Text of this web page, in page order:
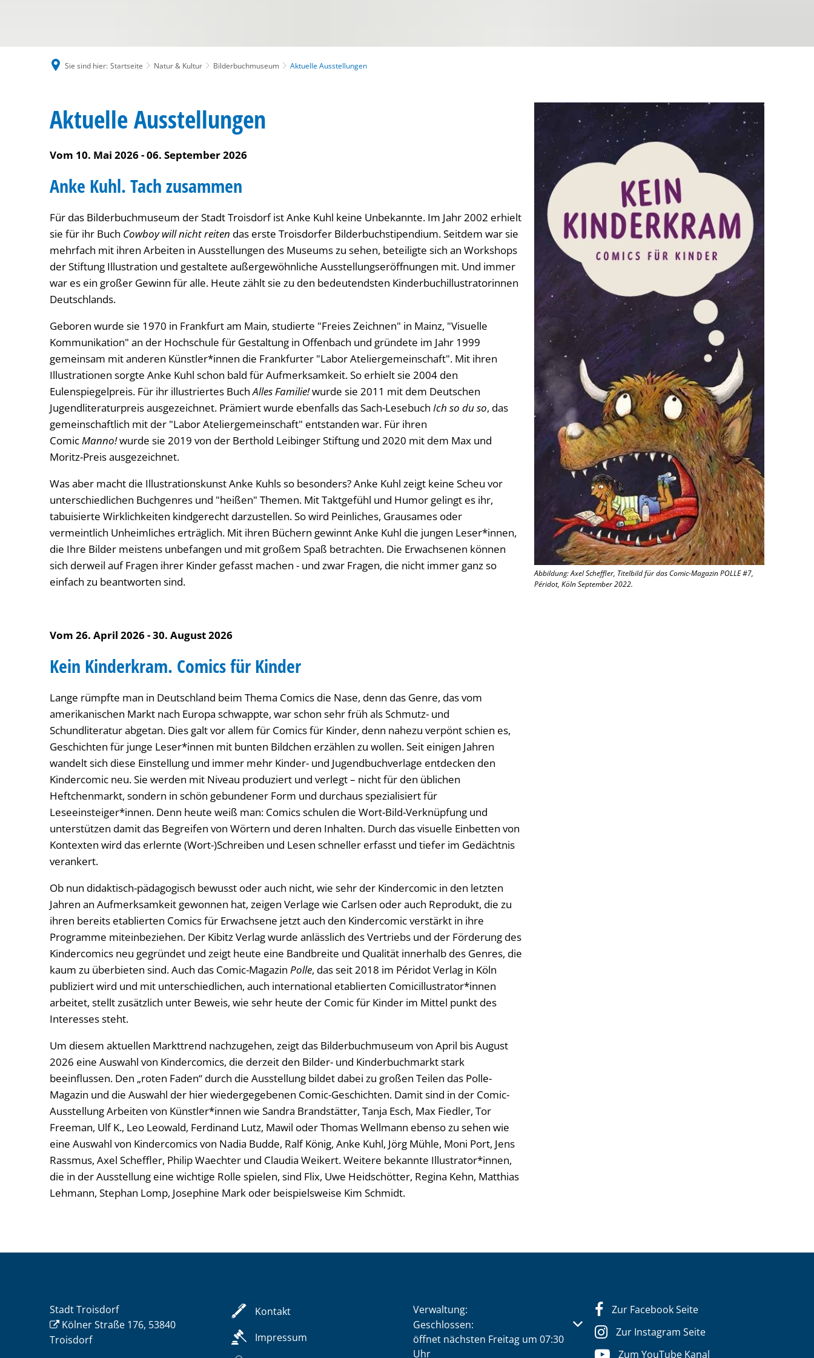
Sie sind hier: Startseite Natur & Kultur Bilderbuchmuseum Aktuelle Ausstellungen
Aktuelle Ausstellungen
Vom 10. Mai 2026 - 06. September 2026
Anke Kuhl. Tach zusammen
Für das Bilderbuchmuseum der Stadt Troisdorf ist Anke Kuhl keine Unbekannte. Im Jahr 2002 erhielt
sie für ihr Buch Cowboy will nicht reiten das erste Troisdorfer Bilderbuchstipendium. Seitdem war sie
mehrfach mit ihren Arbeiten in Ausstellungen des Museums zu sehen, beteiligte sich an Workshops
der Stiftung Illustration und gestaltete außergewöhnliche Ausstellungseröffnungen mit. Und immer
war es ein großer Gewinn für alle. Heute zählt sie zu den bedeutendsten Kinderbuchillustratorinnen
Deutschlands.
Geboren wurde sie 1970 in Frankfurt am Main, studierte "Freies Zeichnen" in Mainz, "Visuelle
Kommunikation" an der Hochschule für Gestaltung in Offenbach und gründete im Jahr 1999
gemeinsam mit anderen Künstler*innen die Frankfurter "Labor Ateliergemeinschaft". Mit ihren
Illustrationen sorgte Anke Kuhl schon bald für Aufmerksamkeit. So erhielt sie 2004 den
Eulenspiegelpreis. Für ihr illustriertes BuchAlles Familie!wurde sie 2011 mit dem Deutschen
Jugendliteraturpreis ausgezeichnet. Prämiert wurde ebenfalls das Sach-Lesebuch Ich so du so, das
gemeinschaftlich mit der "Labor Ateliergemeinschaft" entstanden war. Für ihren
ComicManno!wurde sie 2019 von der Berthold Leibinger Stiftung und 2020 mit dem Max und
Moritz-Preis ausgezeichnet.
Was aber macht die Illustrationskunst Anke Kuhls so besonders? Anke Kuhl zeigt keine Scheu vor
unterschiedlichen Buchgenres und "heißen" Themen. Mit Taktgefühl und Humor gelingt es ihr,
tabuisierte Wirklichkeiten kindgerecht darzustellen. So wird Peinliches, Grausames oder
vermeintlich Unheimliches erträglich. Mit ihren Büchern gewinnt Anke Kuhl die jungen Leser*innen,
die Ihre Bilder meistens unbefangen und mit großem Spaß betrachten. Die Erwachsenen können
sich derweil auf Fragen ihrer Kinder gefasst machen - und zwar Fragen, die nicht immer ganz so
einfach zu beantworten sind.
Vom 26. April 2026 - 30. August 2026
Kein Kinderkram. Comics für Kinder
Lange rümpfte man in Deutschland beim Thema Comics die Nase, denn das Genre, das vom
amerikanischen Markt nach Europa schwappte, war schon sehr früh als Schmutz- und
Schundliteratur abgetan. Dies galt vor allem für Comics für Kinder, denn nahezu verpönt schien es,
Geschichten für junge Leser*innen mit bunten Bildchen erzählen zu wollen. Seit einigen Jahren
wandelt sich diese Einstellung und immer mehr Kinder- und Jugendbuchverlage entdecken den
Kindercomic neu. Sie werden mit Niveau produziert und verlegt – nicht für den üblichen
Heftchenmarkt, sondern in schön gebundener Form und durchaus spezialisiert für
Leseeinsteiger*innen. Denn heute weiß man: Comics schulen die Wort-Bild-Verknüpfung und
unterstützen damit das Begreifen von Wörtern und deren Inhalten. Durch das visuelle Einbetten von
Kontexten wird das erlernte (Wort-)Schreiben und Lesen schneller erfasst und tiefer im Gedächtnis
verankert.
Ob nun didaktisch-pädagogisch bewusst oder auch nicht, wie sehr der Kindercomic in den letzten
Jahren an Aufmerksamkeit gewonnen hat, zeigen Verlage wie Carlsen oder auch Reprodukt, die zu
ihren bereits etablierten Comics für Erwachsene jetzt auch den Kindercomic verstärkt in ihre
Programme miteinbeziehen. Der Kibitz Verlag wurde anlässlich des Vertriebs und der Förderung des
Kindercomics neu gegründet und zeigt heute eine Bandbreite und Qualität innerhalb des Genres, die
kaum zu überbieten sind. Auch das Comic-Magazin Polle, das seit 2018 im Péridot Verlag in Köln
publiziert wird und mit unterschiedlichen, auch international etablierten Comicillustrator*innen
arbeitet, stellt zusätzlich unter Beweis, wie sehr heute der Comic für Kinder im Mittel punkt des
Interesses steht.
Um diesem aktuellen Markttrend nachzugehen, zeigt das Bilderbuchmuseum von April bis August
2026 eine Auswahl von Kindercomics, die derzeit den Bilder- und Kinderbuchmarkt stark
beeinflussen. Den „roten Faden“ durch die Ausstellung bildet dabei zu großen Teilen das Polle-
Magazin und die Auswahl der hier wiedergegebenen Comic-Geschichten. Damit sind in der Comic-
Ausstellung Arbeiten von Künstler*innen wie Sandra Brandstätter, Tanja Esch, Max Fiedler, Tor
Freeman, Ulf K., Leo Leowald, Ferdinand Lutz, Mawil oder Thomas Wellmann ebenso zu sehen wie
eine Auswahl von Kindercomics von Nadia Budde, Ralf König, Anke Kuhl, Jörg Mühle, Moni Port, Jens
Rassmus, Axel Scheffler, Philip Waechter und Claudia Weikert. Weitere bekannte Illustrator*innen,
die in der Ausstellung eine wichtige Rolle spielen, sind Flix, Uwe Heidschötter, Regina Kehn, Matthias
Lehmann, Stephan Lomp, Josephine Mark oder beispielsweise Kim Schmidt.
Abbildung: Axel Scheffler, Titelbild für das Comic-Magazin POLLE #7,
Péridot, Köln September 2022.
Stadt Troisdorf
Kölner Straße 176, 53840
Troisdorf
Kontakt
Impressum
Verwaltung:
Klicken, um weitere Öffnungs- oder Schließzeiten auszublenden
Geschlossen:
öffnet nächsten Freitag um 07:30
Uhr
Zur Facebook Seite
Zur Instagram Seite
Zum YouTube Kanal